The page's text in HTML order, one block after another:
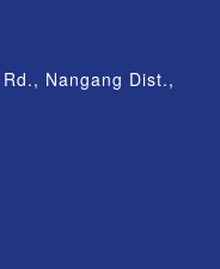
Nangang Dist.,